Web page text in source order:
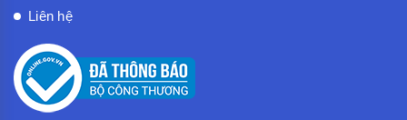
Liên hệ